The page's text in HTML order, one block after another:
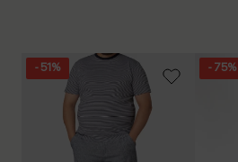
- 51% - 75%